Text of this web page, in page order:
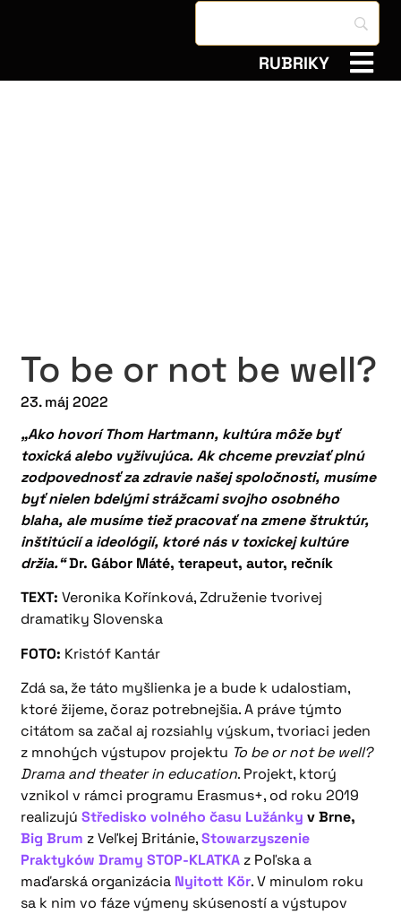
RUBRIKY
To be or not be well?
23. máj 2022
„Ako hovorí Thom Hartmann, kultúra môže byť
toxická alebo vyživujúca. Ak chceme prevziať plnú
zodpovednosť za zdravie našej spoločnosti, musíme
byť nielen bdelými strážcami svojho osobného
blaha, ale musíme tiež pracovať na zmene štruktúr,
inštitúcií a ideológií, ktoré nás v toxickej kultúre
držia.“Dr. Gábor Máté, terapeut, autor, rečník
TEXT:Veronika Kořínková, Združenie tvorivej
dramatiky Slovenska
FOTO: Kristóf Kantár
Zdá sa, že táto myšlienka je a bude k udalostiam,
ktoré žijeme, čoraz potrebnejšia. A práve týmto
citátom sa začal aj rozsiahly výskum, tvoriaci jeden
z mnohých výstupov projektu To be or not be well?
Drama and theater in education. Projekt, ktorý
vznikol v rámci programu Erasmus+, od roku 2019
realizujúStředisko volného času Lužánky v Brne,
Big Brum z Veľkej Británie,Stowarzyszenie
Praktyków Dramy STOP-KLATKA z Poľska a
maďarská organizácia Nyitott Kör. V minulom roku
sa k nim vo fáze výmeny skúseností a výstupov